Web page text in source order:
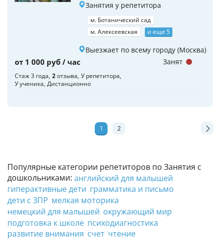
Популярные категории репетиторов по Занятия с
дошкольниками: английский для малышей
гиперактивные дети грамматика и письмо
дети с ЗПР мелкая моторика
немецкий для малышей окружающий мир
подготовка к школе психодиагностика
развитие внимания счет чтение
Занятия у репетитора
м. Ботанический сад
м. Алексеевская
и еще 5
Выезжает по всему городу (Москва)
от 1 000 руб / час
Стаж 3 года 2отзыва У репетитора
У ученика Дистанционно
Занят
1 2